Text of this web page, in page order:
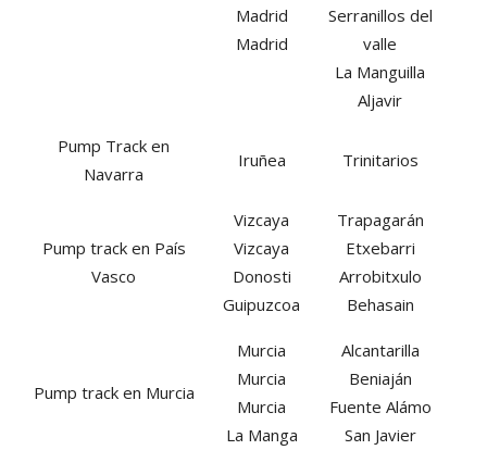
Madrid
Madrid
Serranillos del
valle
La Manguilla
Aljavir
Pump Track en
Navarra
Iruñea Trinitarios
Pump track en País
Vasco
Vizcaya
Vizcaya
Donosti
Guipuzcoa
Trapagarán
Etxebarri
Arrobitxulo
Behasain
Pump track en Murcia
Murcia
Murcia
Murcia
La Manga
Alcantarilla
Beniaján
Fuente Alámo
San Javier